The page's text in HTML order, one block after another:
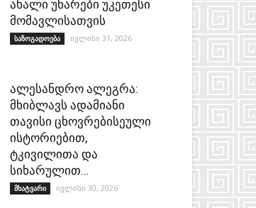
ახალი უნარები უკეთესი
მომავლისათვის
საზოგადოება ივლისი 31, 2026
ალესანდრო ალეგრა:
მხიბლავს ადამიანი
თავისი ცხოვრებისეული
ისტორიებით,
ტკივილითა და
სიხარულით…
მხატვარი ივლისი 30, 2026